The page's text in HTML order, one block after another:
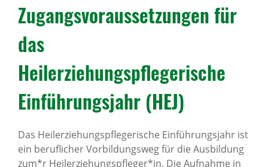
Zugangsvoraussetzungen für
das
Heilerziehungspflegerische
Einführungsjahr (HEJ)
Das Heilerziehungspflegerische Einführungsjahr ist
ein beruflicher Vorbildungsweg für die Ausbildung
zum*r Heilerziehungspfleger*in. Die Aufnahme in